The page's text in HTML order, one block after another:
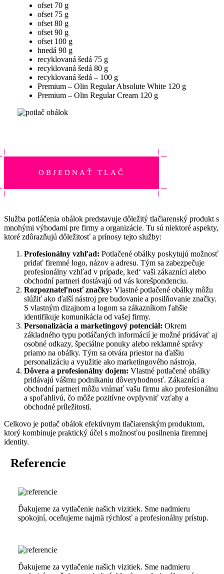
ofset 70 g
ofset 75 g
ofset 80 g
ofset 90 g
ofset 100 g
hnedá 90 g
recyklovaná šedá 75 g
recyklovaná šedá 80 g
recyklovaná šedá – 100 g
Premium – Olin Regular Absolute White 120 g
Premium – Olin Regular Cream 120 g
OBJEDNAŤ TLAČ
Služba potláčenia obálok predstavuje dôležitý tlačiarenský produkt s
mnohými výhodami pre firmy a organizácie. Tu sú niektoré aspekty,
ktoré zdôrazňujú dôležitosť a prínosy tejto služby:
Profesionálny vzhľad: Potlačené obálky poskytujú možnosť
pridať firemné logo, názov a adresu. Tým sa zabezpečuje
profesionálny vzhľad v prípade, ked‘ vaši zákazníci alebo
obchodní partneri dostávajú od vás korešpondenciu.
Rozpoznateľnosť značky: Vlastné potlačené obálky môžu
slúžiť ako ďalší nástroj pre budovanie a posilňovanie značky.
S vlastným dizajnom a logom sa zákazníkom ľahšie
identifikuje komunikácia od vašej firmy.
Personalizácia a marketingový potenciál: Okrem
základného typu potláčaných informácií je možné pridávať aj
osobné odkazy, špeciálne ponuky alebo reklamné správy
priamo na obálky. Tým sa otvára priestor na ďalšiu
personalizáciu a využitie ako marketingového nástroja.
Dôvera a profesionálny dojem: Vlastné potlačené obálky
pridávajú vášmu podnikaniu dôveryhodnosť. Zákazníci a
obchodní partneri môžu vnímať vašu firmu ako profesionálnu
a spoľahlivú, čo môže pozitívne ovplyvniť vzťahy a
obchodné príležitosti.
Celkovo je potlač obálok efektívnym tlačiarenským produktom,
ktorý kombinuje praktický účel s možnosťou posilnenia firemnej
identity.
Referencie
Ďakujeme za vytlačenie našich vizitiek. Sme nadmieru
spokojní, oceňujeme najmä rýchlosť a profesionálny prístup.
Ďakujeme za vytlačenie našich vizitiek. Sme nadmieru